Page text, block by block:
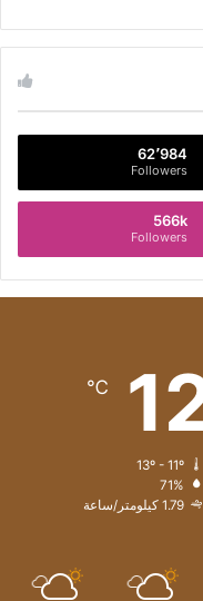
62٬984
Followers
566k
Followers
℃
71%
1.79 كيلومتر/ساعة